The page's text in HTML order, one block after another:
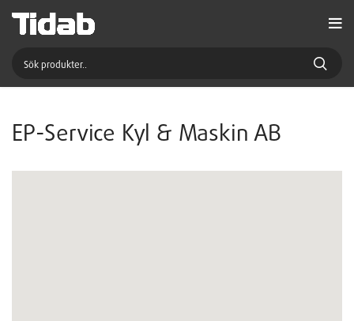
EP-Service Kyl & Maskin AB